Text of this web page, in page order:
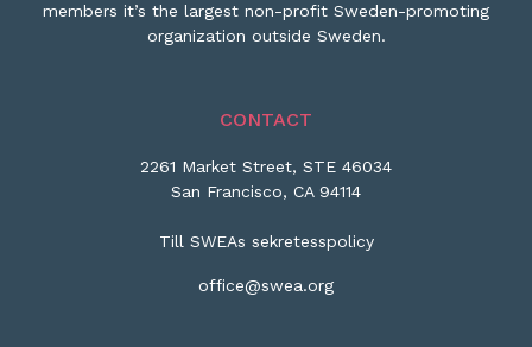
members it’s the largest non-profit Sweden-promoting
organization outside Sweden.
CONTACT
2261 Market Street, STE 46034
San Francisco, CA 94114
Till SWEAs sekretesspolicy
office@swea.org